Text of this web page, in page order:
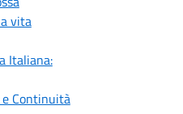
vita
Italiana:
Continuità